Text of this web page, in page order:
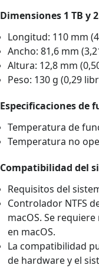
Dimensiones 1 TB y
Longitud: 110 mm
Ancho: 81,6 mm
Altura: 12,8 mm
Peso: 130 g (0,29
Especificaciones de
Temperatura de
Temperatura no
Compatibilidad del
Requisitos del
Controlador NTFS
macOS. Se
en macOS.
La compatibilidad
de hardware y el